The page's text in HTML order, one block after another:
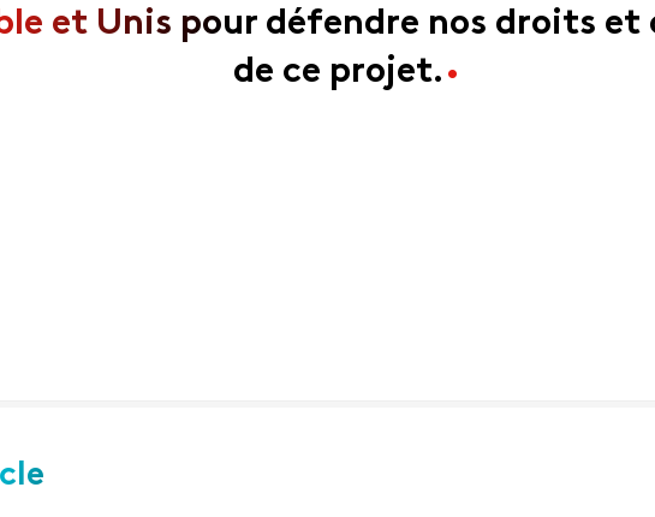
et Unis pour défendre nos droits
de ce projet.